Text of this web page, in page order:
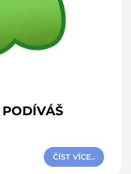
ČÍST VÍCE..